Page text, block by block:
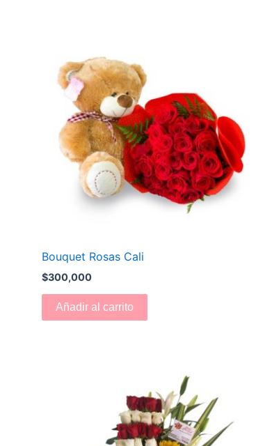
Bouquet Rosas Cali
$300,000
Añadir al carrito